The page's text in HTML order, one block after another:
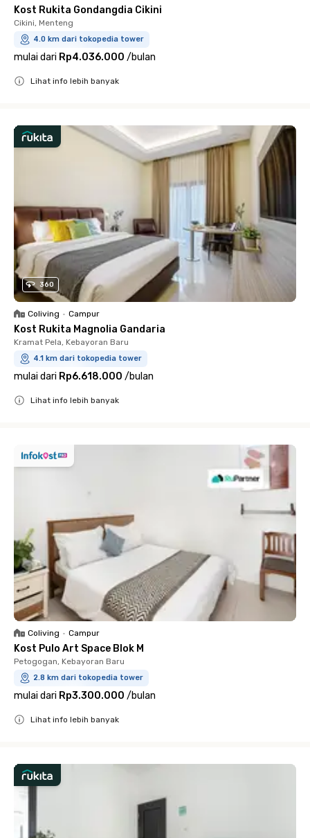
Kost Rukita Gondangdia Cikini
Cikini, Menteng
4.0 km dari tokopedia tower
mulai dari Rp4.036.000 /bulan
Lihat info lebih banyak
360
Coliving • Campur
Kost Rukita Magnolia Gandaria
Kramat Pela, Kebayoran Baru
4.1 km dari tokopedia tower
mulai dari Rp6.618.000 /bulan
Lihat info lebih banyak
Coliving • Campur
Kost Pulo Art Space Blok M
Petogogan, Kebayoran Baru
2.8 km dari tokopedia tower
mulai dari Rp3.300.000 /bulan
Lihat info lebih banyak